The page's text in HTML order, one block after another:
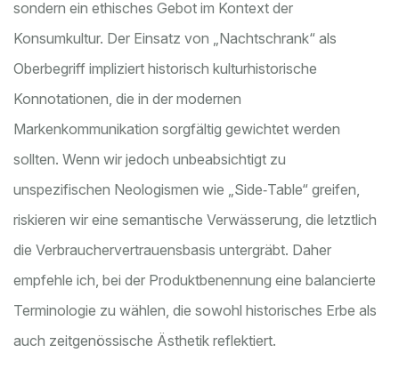
sondern ein ethisches Gebot im Kontext der
Konsumkultur. Der Einsatz von „Nachtschrank“ als
Oberbegriff impliziert historisch kulturhistorische
Konnotationen, die in der modernen
Markenkommunikation sorgfältig gewichtet werden
sollten. Wenn wir jedoch unbeabsichtigt zu
unspezifischen Neologismen wie „Side‑Table“ greifen,
riskieren wir eine semantische Verwässerung, die letztlich
die Verbrauchervertrauensbasis untergräbt. Daher
empfehle ich, bei der Produktbenennung eine balancierte
Terminologie zu wählen, die sowohl historisches Erbe als
auch zeitgenössische Ästhetik reflektiert.